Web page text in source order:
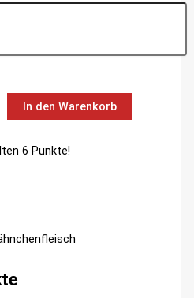
In den Warenkorb
6 Punkte!